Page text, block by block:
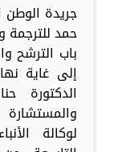
جريدة الوطن
حمد للترجمة
باب الترشح
إلى غاية
الدكتورة
والمستشارة
لوكالة